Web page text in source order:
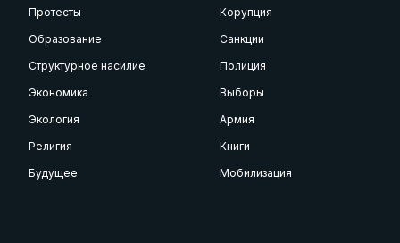
Протесты
Корупция
Образование
Санкции
Структурное насилие
Полиция
Экономика
Выборы
Экология
Армия
Религия
Книги
Будущее
Мобилизация